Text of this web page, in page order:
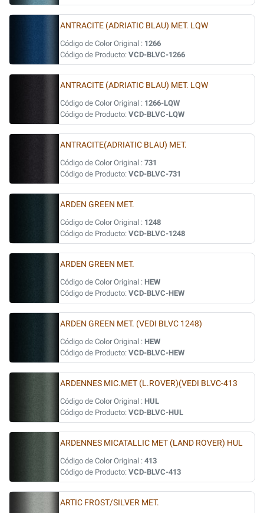
ANTRACITE (ADRIATIC BLAU) MET. LQW
Código de Color Original : 1266
Código de Producto: VCD-BLVC-1266
ANTRACITE (ADRIATIC BLAU) MET. LQW
Código de Color Original : 1266-LQW
Código de Producto: VCD-BLVC-LQW
ANTRACITE(ADRIATIC BLAU) MET.
Código de Color Original : 731
Código de Producto: VCD-BLVC-731
ARDEN GREEN MET.
Código de Color Original : 1248
Código de Producto: VCD-BLVC-1248
ARDEN GREEN MET.
Código de Color Original : HEW
Código de Producto: VCD-BLVC-HEW
ARDEN GREEN MET. (VEDI BLVC 1248)
Código de Color Original : HEW
Código de Producto: VCD-BLVC-HEW
ARDENNES MIC.MET (L.ROVER)(VEDI BLVC-413
Código de Color Original : HUL
Código de Producto: VCD-BLVC-HUL
ARDENNES MICATALLIC MET (LAND ROVER) HUL
Código de Color Original : 413
Código de Producto: VCD-BLVC-413
ARTIC FROST/SILVER MET.